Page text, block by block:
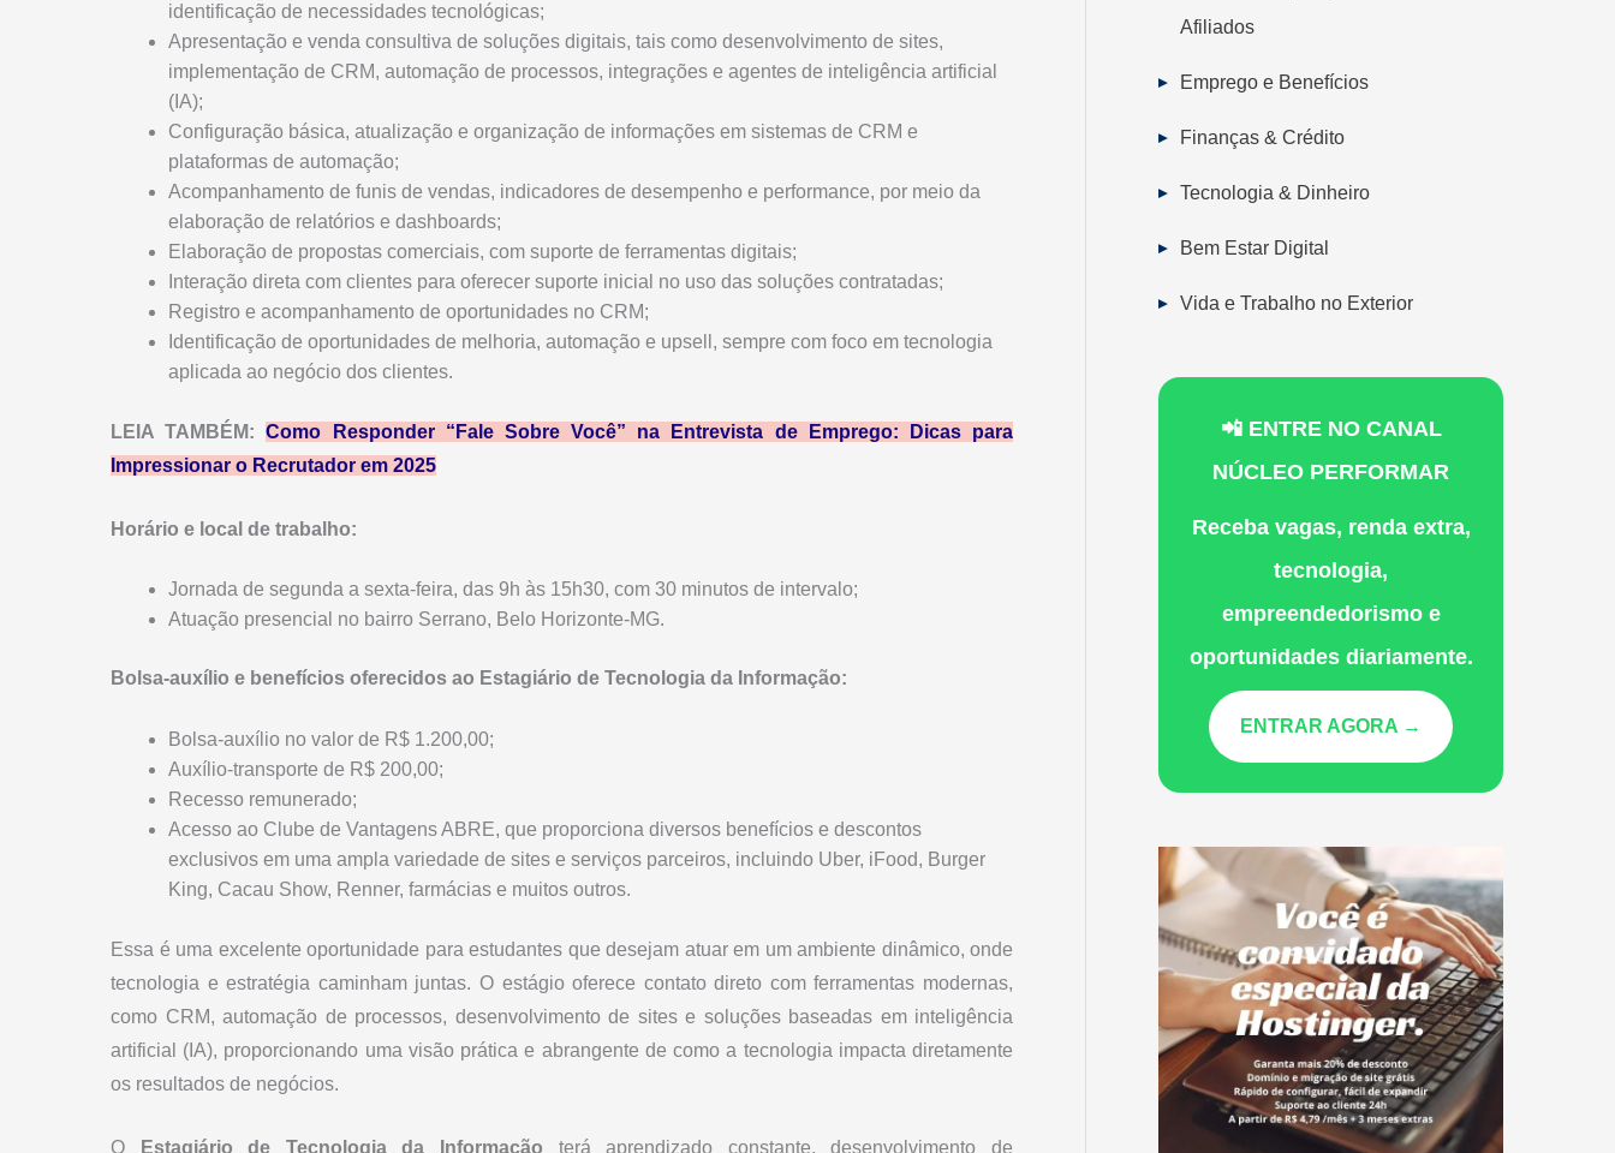
identificação de necessidades tecnológicas;
Apresentação e venda consultiva de soluções digitais, tais como desenvolvimento de sites,
implementação de CRM, automação de processos, integrações e agentes de inteligência artificial
(IA);
Configuração básica, atualização e organização de informações em sistemas de CRM e
plataformas de automação;
Acompanhamento de funis de vendas, indicadores de desempenho e performance, por meio da
elaboração de relatórios e dashboards;
Elaboração de propostas comerciais, com suporte de ferramentas digitais;
Interação direta com clientes para oferecer suporte inicial no uso das soluções contratadas;
Registro e acompanhamento de oportunidades no CRM;
Identificação de oportunidades de melhoria, automação e upsell, sempre com foco em tecnologia
aplicada ao negócio dos clientes.
LEIA TAMBÉM:Como Responder “Fale Sobre Você” na Entrevista de Emprego: Dicas para
Impressionar o Recrutador em 2025
Horário e local de trabalho:
Jornada de segunda a sexta-feira, das 9h às 15h30, com 30 minutos de intervalo;
Atuação presencial no bairro Serrano, Belo Horizonte-MG.
Bolsa-auxílio e benefícios oferecidos ao Estagiário de Tecnologia da Informação:
Bolsa-auxílio no valor de R$ 1.200,00;
Auxílio-transporte de R$ 200,00;
Recesso remunerado;
Acesso ao Clube de Vantagens ABRE, que proporciona diversos benefícios e descontos
exclusivos em uma ampla variedade de sites e serviços parceiros, incluindo Uber, iFood, Burger
King, Cacau Show, Renner, farmácias e muitos outros.
Essa é uma excelente oportunidade para estudantes que desejam atuar em um ambiente dinâmico, onde
tecnologia e estratégia caminham juntas. O estágio oferece contato direto com ferramentas modernas,
como CRM, automação de processos, desenvolvimento de sites e soluções baseadas em inteligência
artificial (IA), proporcionando uma visão prática e abrangente de como a tecnologia impacta diretamente
os resultados de negócios.
O Estagiário de Tecnologia da Informação terá aprendizado constante, desenvolvimento de
Afiliados
Emprego e Benefícios
Finanças & Crédito
Tecnologia & Dinheiro
Bem Estar Digital
Vida e Trabalho no Exterior
📲 ENTRE NO CANAL
NÚCLEO PERFORMAR
Receba vagas, renda extra,
tecnologia,
empreendedorismo e
oportunidades diariamente.
ENTRAR AGORA →